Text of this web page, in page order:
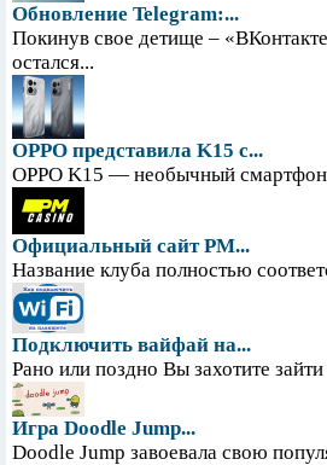
Обновление Telegram:...
Покинув свое детище –
остался...
OPPO представила K15 с...
OPPO K15 — необычный смартфон
Официальный сайт PM...
Название клуба полностью
Подключить вайфай на...
Рано или поздно Вы захотите
Игра Doodle Jump...
Doodle Jump завоевала свою